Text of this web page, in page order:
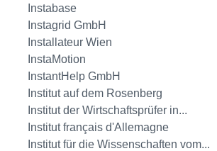
Instabase
Instagrid GmbH
Installateur Wien
InstaMotion
InstantHelp GmbH
Institut auf dem Rosenberg
Institut der Wirtschaftsprüfer in...
Institut français d'Allemagne
Institut für die Wissenschaften vom...